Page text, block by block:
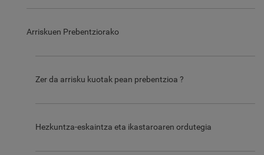
Arriskuen Prebentziorako
Zer da arrisku kuotak pean prebentzioa ?
Hezkuntza-eskaintza eta ikastaroaren ordutegia